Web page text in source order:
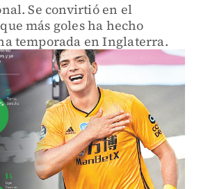
Se convirtió en el
más goles ha hecho
temporada en Inglaterra.